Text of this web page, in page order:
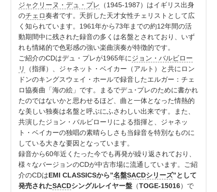
ジャクリーヌ・デュ・プレ （1945-1987）はイギリス出身
のチェロ奏者です。夭折した天才女性チェリストとして広
く知られています。1961年から73年までの約12年間の活
動期間中に残された録音の多くは名盤とされており、いず
れも情緒的で色彩感の強い楽曲演奏が特徴的です。
ご紹介のCDはデュ・プレが1965年にジョン・バルビロー
リ
（指揮）、ジャネット・ベイカー（アルト）と共にロン
ドンのキングスウェイ・ホールで録音したエルガー：チェ
ロ協奏曲「海の絵」です。まるでデュ･プレのために書かれ
たのではないかと思わせるほど、曲と一体となった情熱的
な美しい独奏は名盤と呼ぶにふさわしい出来です。また、
共演したジョン・バルビローリによる指揮と、ジャネッ
ト・ベイカーの独唱の素晴らしさも当録音を特別なものに
している大きな要因となっています。
録音から60年近くたった今でも再発が繰り返されており、
様々なバージョンのCDが中古市場に流通しています。ご紹
介のCDはEMI CLASSICSから”名盤SACDシリーズ”として
発売されたSACDシングルレイヤー盤 （TOGE-15016）で